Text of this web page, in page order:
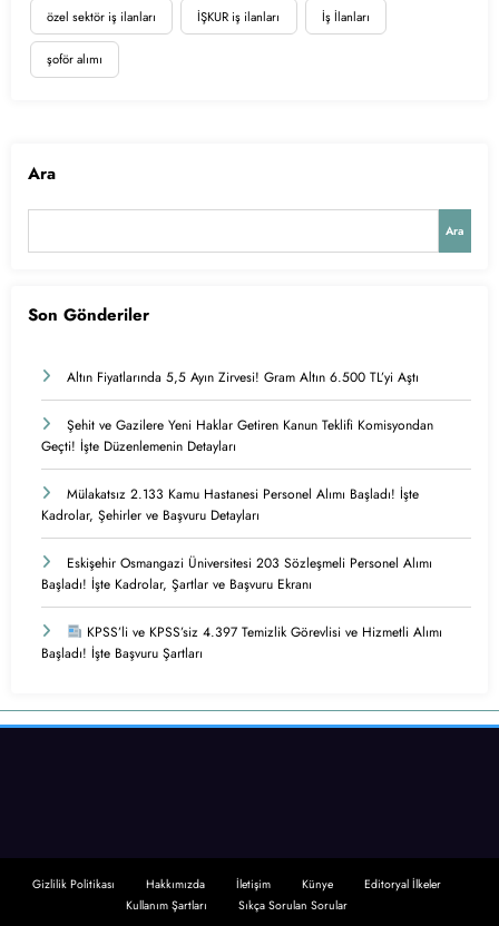
özel sektör iş ilanları İŞKUR iş ilanları İş İlanları
şoför alımı
Ara
Ara
Son Gönderiler
Altın Fiyatlarında 5,5 Ayın Zirvesi! Gram Altın 6.500 TL’yi Aştı
Şehit ve Gazilere Yeni Haklar Getiren Kanun Teklifi Komisyondan
Geçti! İşte Düzenlemenin Detayları
Mülakatsız 2.133 Kamu Hastanesi Personel Alımı Başladı! İşte
Kadrolar, Şehirler ve Başvuru Detayları
Eskişehir Osmangazi Üniversitesi 203 Sözleşmeli Personel Alımı
Başladı! İşte Kadrolar, Şartlar ve Başvuru Ekranı
KPSS’li ve KPSS’siz 4.397 Temizlik Görevlisi ve Hizmetli Alımı
Başladı! İşte Başvuru Şartları
Gizlilik Politikası Hakkımızda İletişim Künye
Editoryal İlkeler
Kullanım Şartları
Sıkça Sorulan Sorular